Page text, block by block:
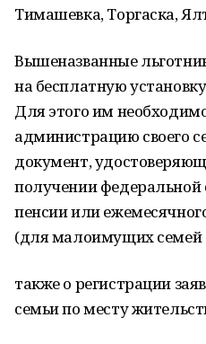
Тимашевка, Торгаска,
Вышеназванные
на бесплатную
Для этого им
администрацию своего
документ,
получении
пенсии или
(для малоимущих семей
также о регистрации
семьи по месту